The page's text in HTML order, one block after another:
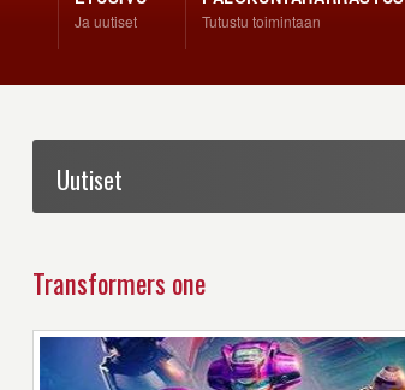
Ja uutiset Tutustu toimintaan
Uutiset
Transformers one